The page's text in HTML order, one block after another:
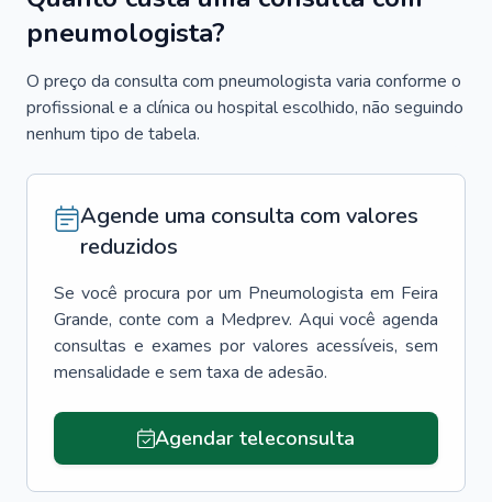
pneumologista?
O preço da consulta com pneumologista varia conforme o
profissional e a clínica ou hospital escolhido, não seguindo
nenhum tipo de tabela.
Agende uma consulta com valores
reduzidos
Se você procura por um Pneumologista em Feira
Grande, conte com a Medprev. Aqui você agenda
consultas e exames por valores acessíveis, sem
mensalidade e sem taxa de adesão.
Agendar teleconsulta